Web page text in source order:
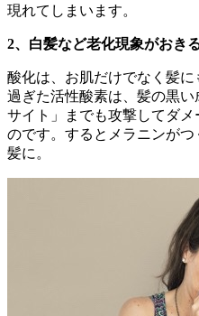
現れてしまいます。
2、白髪など老化現象がおき
酸化は、お肌だけでなく髪に
過ぎた活性酸素は、髪の黒い
サイト」までも攻撃してダメ
のです。するとメラニンがつ
髪に。